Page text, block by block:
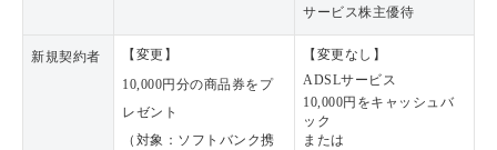
サービス株主優待
新規契約者
【変更】
10,000円分の商品券をプ
レゼント
（対象：ソフトバンク携
【変更なし】
ADSLサービス
10,000円をキャッシュバ
ック
または